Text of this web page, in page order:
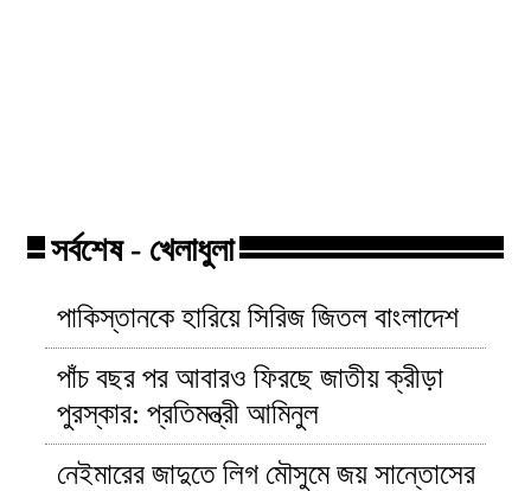
সর্বশেষ - খেলাধুলা
পাকিস্তানকে হারিয়ে সিরিজ জিতল বাংলাদেশ
পাঁচ বছর পর আবারও ফিরছে জাতীয় ক্রীড়া
পুরস্কার: প্রতিমন্ত্রী আমিনুল
নেইমারের জাদুতে লিগ মৌসুমে জয় সান্তোসের